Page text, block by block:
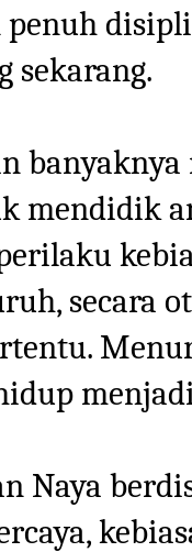
sekarang.
banyaknya
mendidik
secara
Naya